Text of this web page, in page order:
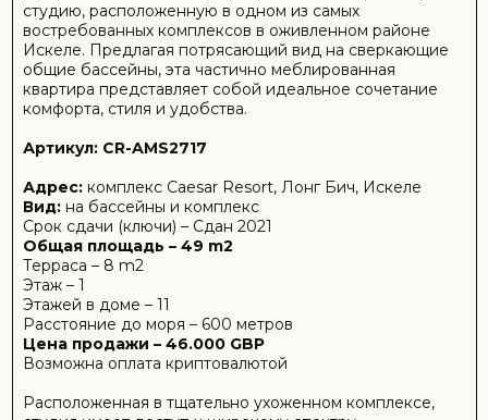
Расположенная в тщательно ухоженном комплексе,
студия имеет доступ к широкому спектру
высококлассных удобств, включая большие бассейны,
фитнес-центр, ландшафтные сады, детские игровые
площадки и круглосуточную охрану - все, что создано
для улучшения вашего образа жизни.
Интерьер включает в себя открытую планировку с
достаточным количеством естественного света,
балкон с видом на бассейн - идеальное место, чтобы
О КОМПЛЕКСЕ CAESAR RESORT